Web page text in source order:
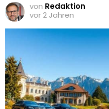
von Redaktion
vor 2 Jahren